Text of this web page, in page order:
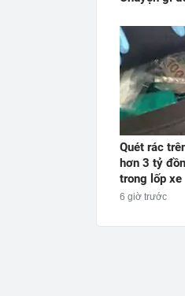
Quét rác
hơn 3 tỷ
trong lốp xe
6 giờ trước